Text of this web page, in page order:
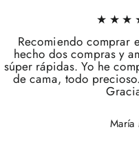
Recomiendo comprar
hecho dos compras y
súper rápidas. Yo he
de cama, todo
María